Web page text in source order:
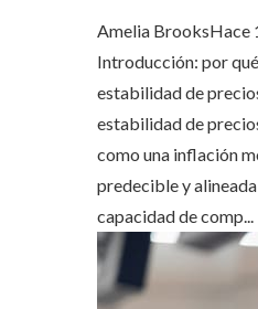
Amelia BrooksHace
Introducción: por
estabilidad de
estabilidad de
como una inflación
predecible y
capacidad de comp...